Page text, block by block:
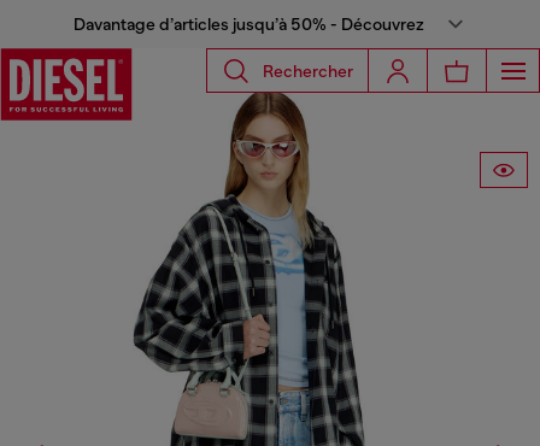
Davantage d’articles jusqu’à 50% - Découvrez
Rechercher